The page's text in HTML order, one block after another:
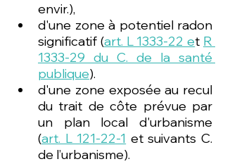
envir.),
d'une zone à potentiel radon
significatif (art. L 1333-22 et R
1333-29 du C. de la santé
publique).
d'une zone exposée au recul
du trait de côte prévue par
un plan local d'urbanisme
(art. L 121-22-1 et suivants C.
de l’urbanisme).